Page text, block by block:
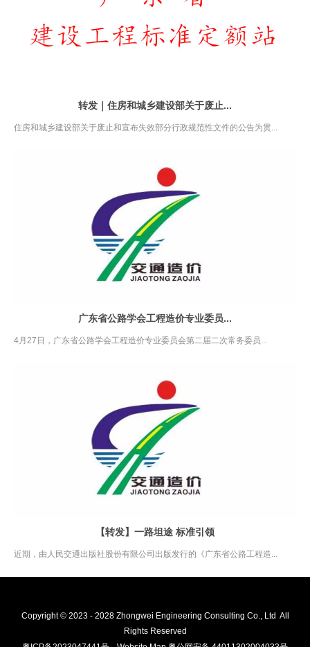
转发｜住房和城乡建设部关于废止...
住房和城乡建设部关于废止和宣布失效部分行政规范性文件的公告为贯...
广东省公路学会工程造价专业委员...
4月27日，广东省公路学会工程造价专业委员会第二届二次常务委员...
【转发】一路坦途 标准引领
近期，由人民交通出版社股份有限公司出版发行的《广东省公路工程造...
Copyright © 2023 - 2028 Zhongwei Engineering Consulting Co., Ltd All
Rights Reserved